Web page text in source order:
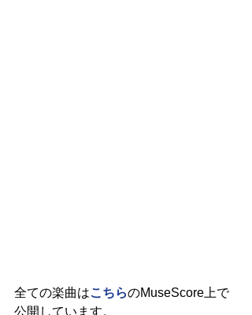
全ての楽曲はこちらのMuseScore上で
公開しています。